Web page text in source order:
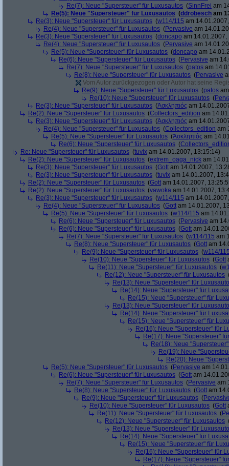
Re(7): Neue "Supersteuer" für Luxusautos (SinnFrei am
Re(5): Neue "Supersteuer" für Luxusautos (ddrobesch am
Re(3): Neue "Supersteuer" für Luxusautos (w114/115 am
Re(4): Neue "Supersteuer" für Luxusautos (Pervasive am
Re(3): Neue "Supersteuer" für Luxusautos (doncapo am 14.01.2007,
Re(4): Neue "Supersteuer" für Luxusautos (Pervasive am
Re(5): Neue "Supersteuer" für Luxusautos (doncapo am
Re(6): Neue "Supersteuer" für Luxusautos (Pervasive am
Re(7): Neue "Supersteuer" für Luxusautos (patos am
Re(8): Neue "Supersteuer" für Luxusautos (Pervasive
Vom Autor zurückgezogen oder Autor hat seine
Re(9): Neue "Supersteuer" für Luxusautos (patos
Re(10): Neue "Supersteuer" für Luxusautos (
Re(3): Neue "Supersteuer" für Luxusautos (Ἀσκληπιός am
Re(2): Neue "Supersteuer" für Luxusautos (Collectors_edition am
Re(3): Neue "Supersteuer" für Luxusautos (Ἀσκληπιός am
Re(4): Neue "Supersteuer" für Luxusautos (Collectors_edition am
Re(5): Neue "Supersteuer" für Luxusautos (Ἀσκληπιός am
Re(6): Neue "Supersteuer" für Luxusautos (
Re: Neue "Supersteuer" für Luxusautos (tuvix am 14.01.2007, 13:15:14)
Re(2): Neue "Supersteuer" für Luxusautos (extrem_oaga_nick am
Re(3): Neue "Supersteuer" für Luxusautos (Gott am 14.01.2007,
Re(3): Neue "Supersteuer" für Luxusautos (tuvix am 14.01.2007,
Re(2): Neue "Supersteuer" für Luxusautos (Gott am 14.01.2007,
Re(2): Neue "Supersteuer" für Luxusautos (vawoka am 14.01.2007,
Re(3): Neue "Supersteuer" für Luxusautos (w114/115 am
Re(4): Neue "Supersteuer" für Luxusautos (Gott am 14.01.2007,
Re(5): Neue "Supersteuer" für Luxusautos (w114/115 am
Re(6): Neue "Supersteuer" für Luxusautos (Pervasive am
Re(6): Neue "Supersteuer" für Luxusautos (Gott am
Re(7): Neue "Supersteuer" für Luxusautos (w114/115 am
Re(8): Neue "Supersteuer" für Luxusautos (Gott am
Re(9): Neue "Supersteuer" für Luxusautos (w114/
Re(10): Neue "Supersteuer" für Luxusautos (Gott
Re(11): Neue "Supersteuer" für Luxusautos (
Re(12): Neue "Supersteuer" für Luxusautos
Re(13): Neue "Supersteuer" für
Re(14): Neue "Supersteuer" für
Re(15): Neue "Supersteuer" für
Re(13): Neue "Supersteuer" für
Re(14): Neue "Supersteuer" für
Re(15): Neue "Supersteuer" für
Re(16): Neue "Supersteuer" für
Re(17): Neue "Supersteuer"
Re(18): Neue
Re(19): Neue
Re(20): Neue
Re(5): Neue "Supersteuer" für Luxusautos (Pervasive am
Re(6): Neue "Supersteuer" für Luxusautos (Gott am
Re(7): Neue "Supersteuer" für Luxusautos (Pervasive am
Re(8): Neue "Supersteuer" für Luxusautos (Gott am
Re(9): Neue "Supersteuer" für Luxusautos (
Re(10): Neue "Supersteuer" für Luxusautos (Gott
Re(11): Neue "Supersteuer" für Luxusautos (
Re(12): Neue "Supersteuer" für Luxusautos
Re(13): Neue "Supersteuer" für
Re(14): Neue "Supersteuer" für
Re(15): Neue "Supersteuer" für
Re(16): Neue "Supersteuer" für
Re(17): Neue "Supersteuer"